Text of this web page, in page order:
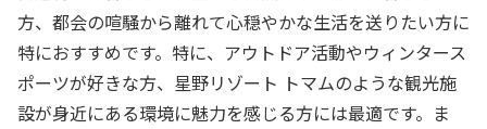
方、都会の喧騒から離れて心穏やかな生活を送りたい方に
特におすすめです。特に、アウトドア活動やウィンタース
ポーツが好きな方、星野リゾート トマムのような観光施
設が身近にある環境に魅力を感じる方には最適です。ま